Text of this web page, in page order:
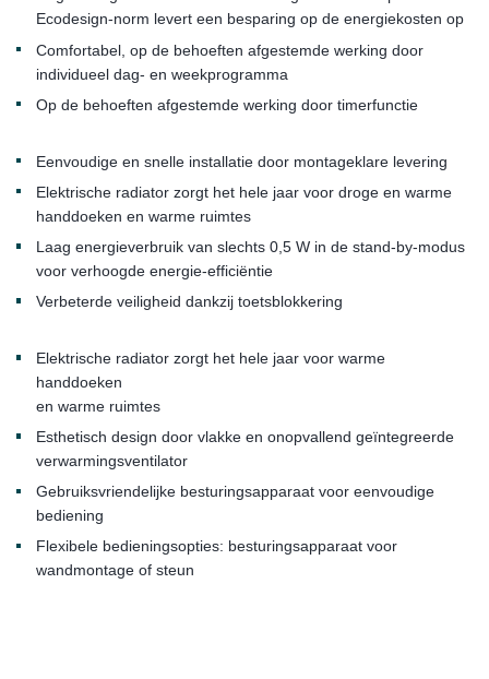
Ecodesign-norm levert een besparing op de energiekosten op
Comfortabel, op de behoeften afgestemde werking door
individueel dag- en weekprogramma
Op de behoeften afgestemde werking door timerfunctie
Eenvoudige en snelle installatie door montageklare levering
Elektrische radiator zorgt het hele jaar voor droge en warme
handdoeken en warme ruimtes
Laag energieverbruik van slechts 0,5 W in de stand-by-modus
voor verhoogde energie-efficiëntie
Verbeterde veiligheid dankzij toetsblokkering
Elektrische radiator zorgt het hele jaar voor warme
handdoeken
en warme ruimtes
Esthetisch design door vlakke en onopvallend geïntegreerde
verwarmingsventilator
Gebruiksvriendelijke besturingsapparaat voor eenvoudige
bediening
Flexibele bedieningsopties: besturingsapparaat voor
wandmontage of steun